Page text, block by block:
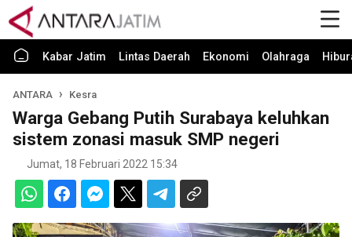
Kabar Jatim Lintas Daerah Ekonomi Olahraga
ANTARA Kesra
Warga Gebang Putih Surabaya keluhkan
sistem zonasi masuk SMP negeri
Jumat, 18 Februari 2022 15:34